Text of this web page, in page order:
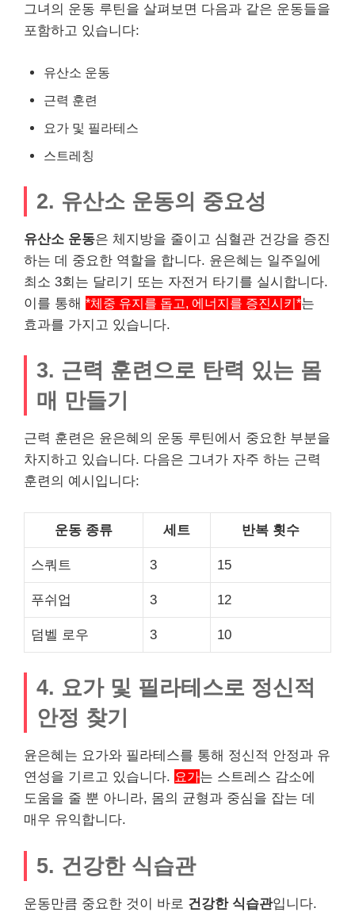
그녀의 운동 루틴을 살펴보면 다음과 같은 운동들을
포함하고 있습니다:
유산소 운동
근력 훈련
요가 및 필라테스
스트레칭
2. 유산소 운동의 중요성
유산소 운동은 체지방을 줄이고 심혈관 건강을 증진
하는 데 중요한 역할을 합니다. 윤은혜는 일주일에
최소 3회는 달리기 또는 자전거 타기를 실시합니다.
이를 통해 *체중 유지를 돕고, 에너지를 증진시키*는
효과를 가지고 있습니다.
3. 근력 훈련으로 탄력 있는 몸
매 만들기
근력 훈련은 윤은혜의 운동 루틴에서 중요한 부분을
차지하고 있습니다. 다음은 그녀가 자주 하는 근력
훈련의 예시입니다:
운동 종류 세트 반복 횟수
스쿼트 3 15
푸쉬업 3 12
덤벨 로우 3 10
4. 요가 및 필라테스로 정신적
안정 찾기
윤은혜는 요가와 필라테스를 통해 정신적 안정과 유
연성을 기르고 있습니다. 요가는 스트레스 감소에
도움을 줄 뿐 아니라, 몸의 균형과 중심을 잡는 데
매우 유익합니다.
5. 건강한 식습관
운동만큼 중요한 것이 바로 건강한 식습관입니다.